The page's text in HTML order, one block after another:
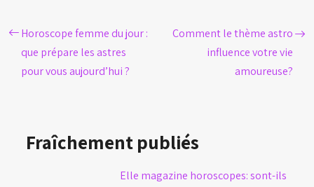
Horoscope femme du jour :
que prépare les astres
pour vous aujourd’hui ?
Comment le thème astro
influence votre vie
amoureuse?
Fraîchement publiés
Elle magazine horoscopes: sont-ils